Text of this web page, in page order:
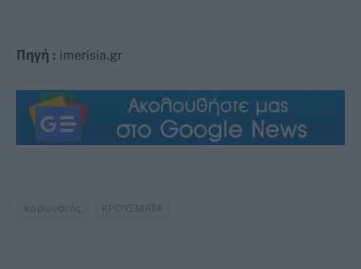
Πηγή : imerisia.gr
κορωνοιός ΚΡΟΥΣΜΑΤΑ